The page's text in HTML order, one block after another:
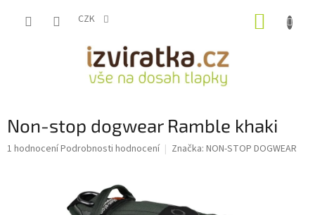
CZK
Non-stop dogwear Ramble khaki
Průměrné
1 hodnoceníPodrobnosti hodnocení Značka: NON-STOP DOGWEAR